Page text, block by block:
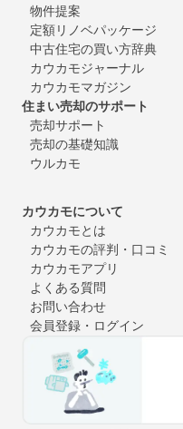
物件提案
定額リノベパッケージ
中古住宅の買い方辞典
カウカモジャーナル
カウカモマガジン
住まい売却のサポート
売却サポート
売却の基礎知識
ウルカモ
カウカモについて
カウカモとは
カウカモの評判・口コミ
カウカモアプリ
よくある質問
お問い合わせ
会員登録・ログイン